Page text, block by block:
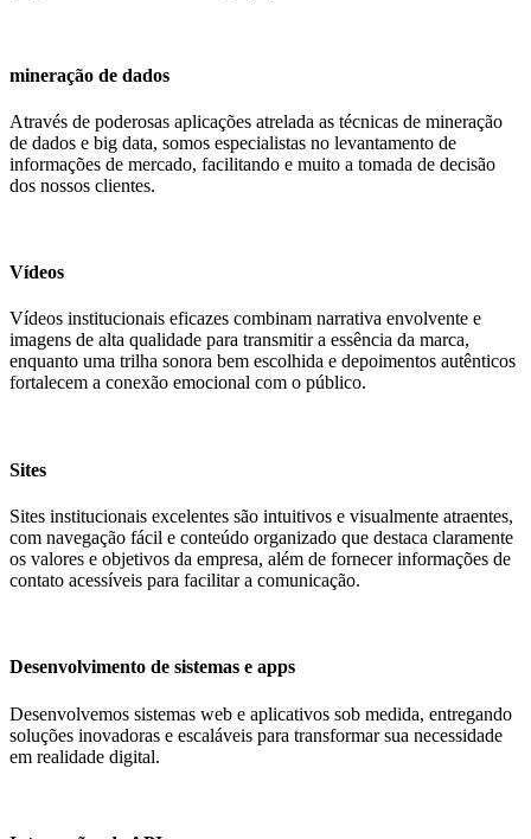
mineração de dados
Através de poderosas aplicações atrelada as técnicas de mineração
de dados e big data, somos especialistas no levantamento de
informações de mercado, facilitando e muito a tomada de decisão
dos nossos clientes.
Vídeos
Vídeos institucionais eficazes combinam narrativa envolvente e
imagens de alta qualidade para transmitir a essência da marca,
enquanto uma trilha sonora bem escolhida e depoimentos autênticos
fortalecem a conexão emocional com o público.
Sites
Sites institucionais excelentes são intuitivos e visualmente atraentes,
com navegação fácil e conteúdo organizado que destaca claramente
os valores e objetivos da empresa, além de fornecer informações de
contato acessíveis para facilitar a comunicação.
Desenvolvimento de sistemas e apps
Desenvolvemos sistemas web e aplicativos sob medida, entregando
soluções inovadoras e escaláveis para transformar sua necessidade
em realidade digital.